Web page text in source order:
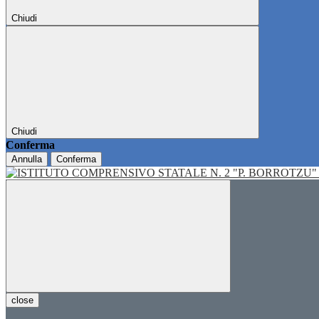
Chiudi
Chiudi
Conferma
Annulla Conferma
close